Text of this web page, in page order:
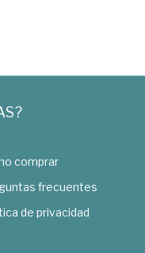
comprar
frecuentes
de privacidad